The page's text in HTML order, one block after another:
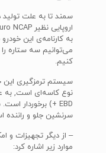
سمند تا به علت
به کارنامه‌ی این
کنیم.
سیستم ترمزگیری این
سرنشین جلو و راننده
موارد زیر اشاره کرد: